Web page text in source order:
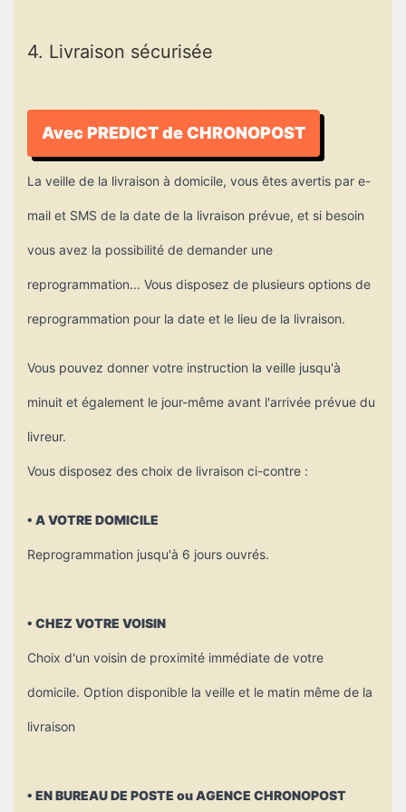
4. Livraison sécurisée
Avec PREDICT de CHRONOPOST
La veille de la livraison à domicile, vous êtes avertis par e-
mail et SMS de la date de la livraison prévue, et si besoin
vous avez la possibilité de demander une
reprogrammation... Vous disposez de plusieurs options de
reprogrammation pour la date et le lieu de la livraison.
Vous pouvez donner votre instruction la veille jusqu'à
minuit et également le jour-même avant l'arrivée prévue du
livreur.
Vous disposez des choix de livraison ci-contre :
• A VOTRE DOMICILE
Reprogrammation jusqu'à 6 jours ouvrés.
• CHEZ VOTRE VOISIN
Choix d'un voisin de proximité immédiate de votre
domicile. Option disponible la veille et le matin même de la
livraison
• EN BUREAU DE POSTE ou AGENCE CHRONOPOST